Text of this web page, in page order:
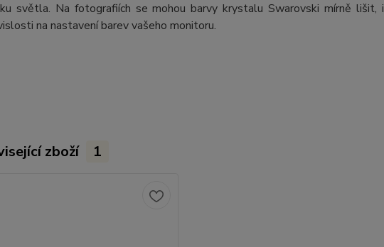
světla. Na fotografiích se mohou barvy krystalu Swarovski mírně
na nastavení barev vašeho monitoru.
zboží 1